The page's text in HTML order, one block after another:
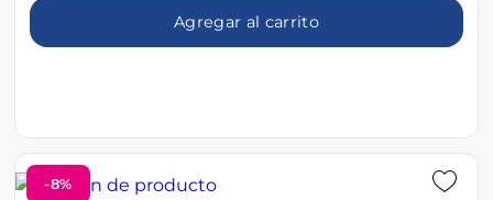
Agregar al carrito
-8%